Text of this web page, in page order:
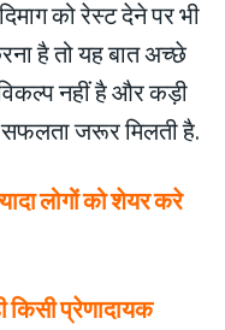
को रेस्ट देने पर भी
है तो यह बात अच्छे
नहीं है और कड़ी
जरूर मिलती है.
लोगों को शेयर करे
किसी प्रेणादायक